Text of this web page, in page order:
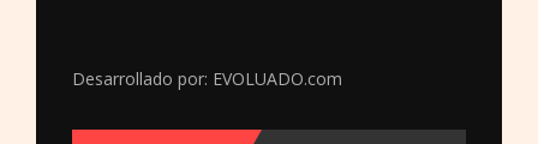
Desarrollado por: EVOLUADO.com